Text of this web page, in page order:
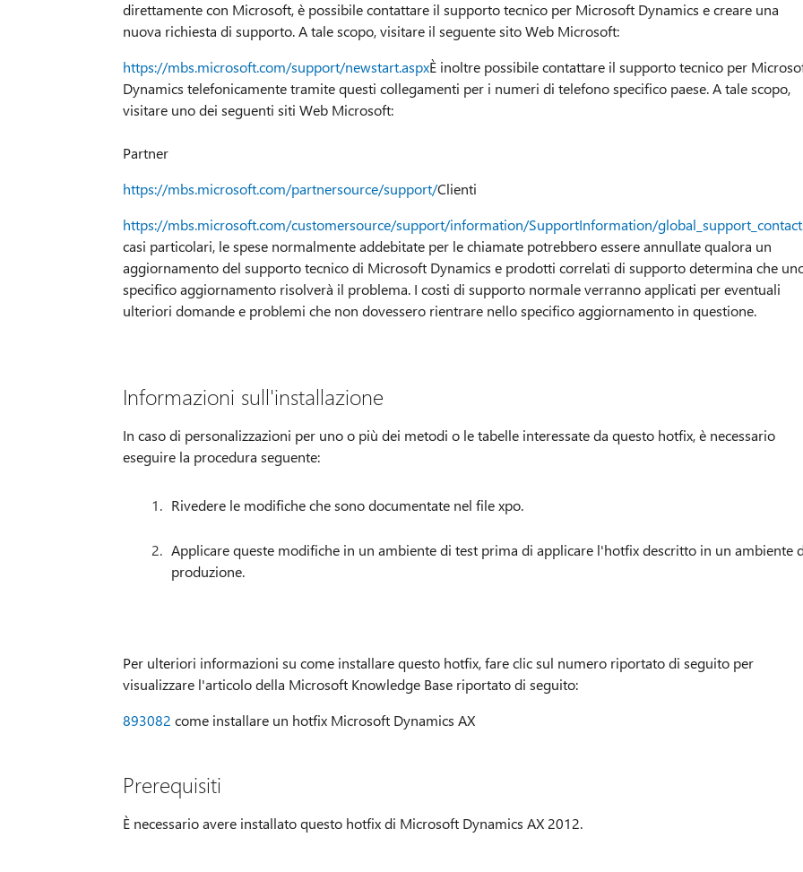
direttamente con Microsoft, è possibile contattare il supporto tecnico per Microsoft Dynamics e creare una
nuova richiesta di supporto. A tale scopo, visitare il seguente sito Web Microsoft:
https://mbs.microsoft.com/support/newstart.aspxÈ inoltre possibile contattare il supporto tecnico per
Dynamics telefonicamente tramite questi collegamenti per i numeri di telefono specifico paese. A tale scopo,
visitare uno dei seguenti siti Web Microsoft:
Partner
https://mbs.microsoft.com/partnersource/support/Clienti
https://mbs.microsoft.com/customersource/support/information/SupportInformation/
casi particolari, le spese normalmente addebitate per le chiamate potrebbero essere annullate qualora un
aggiornamento del supporto tecnico di Microsoft Dynamics e prodotti correlati di supporto determina che
specifico aggiornamento risolverà il problema. I costi di supporto normale verranno applicati per eventuali
ulteriori domande e problemi che non dovessero rientrare nello specifico aggiornamento in questione.
Informazioni sull'installazione
In caso di personalizzazioni per uno o più dei metodi o le tabelle interessate da questo hotfix, è necessario
eseguire la procedura seguente:
Rivedere le modifiche che sono documentate nel file xpo.
Applicare queste modifiche in un ambiente di test prima di applicare l'hotfix descritto in un ambiente
produzione.
Per ulteriori informazioni su come installare questo hotfix, fare clic sul numero riportato di seguito per
visualizzare l'articolo della Microsoft Knowledge Base riportato di seguito:
893082 come installare un hotfix Microsoft Dynamics AX
Prerequisiti
È necessario avere installato questo hotfix di Microsoft Dynamics AX 2012.